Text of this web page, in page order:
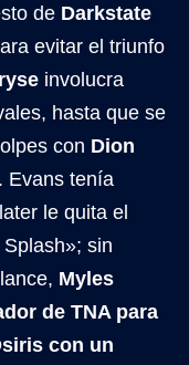
de Darkstate
evitar el triunfo
involucra
hasta que se
con Dion
Evans tenía
le quita el
sin
Myles
de TNA para
con un